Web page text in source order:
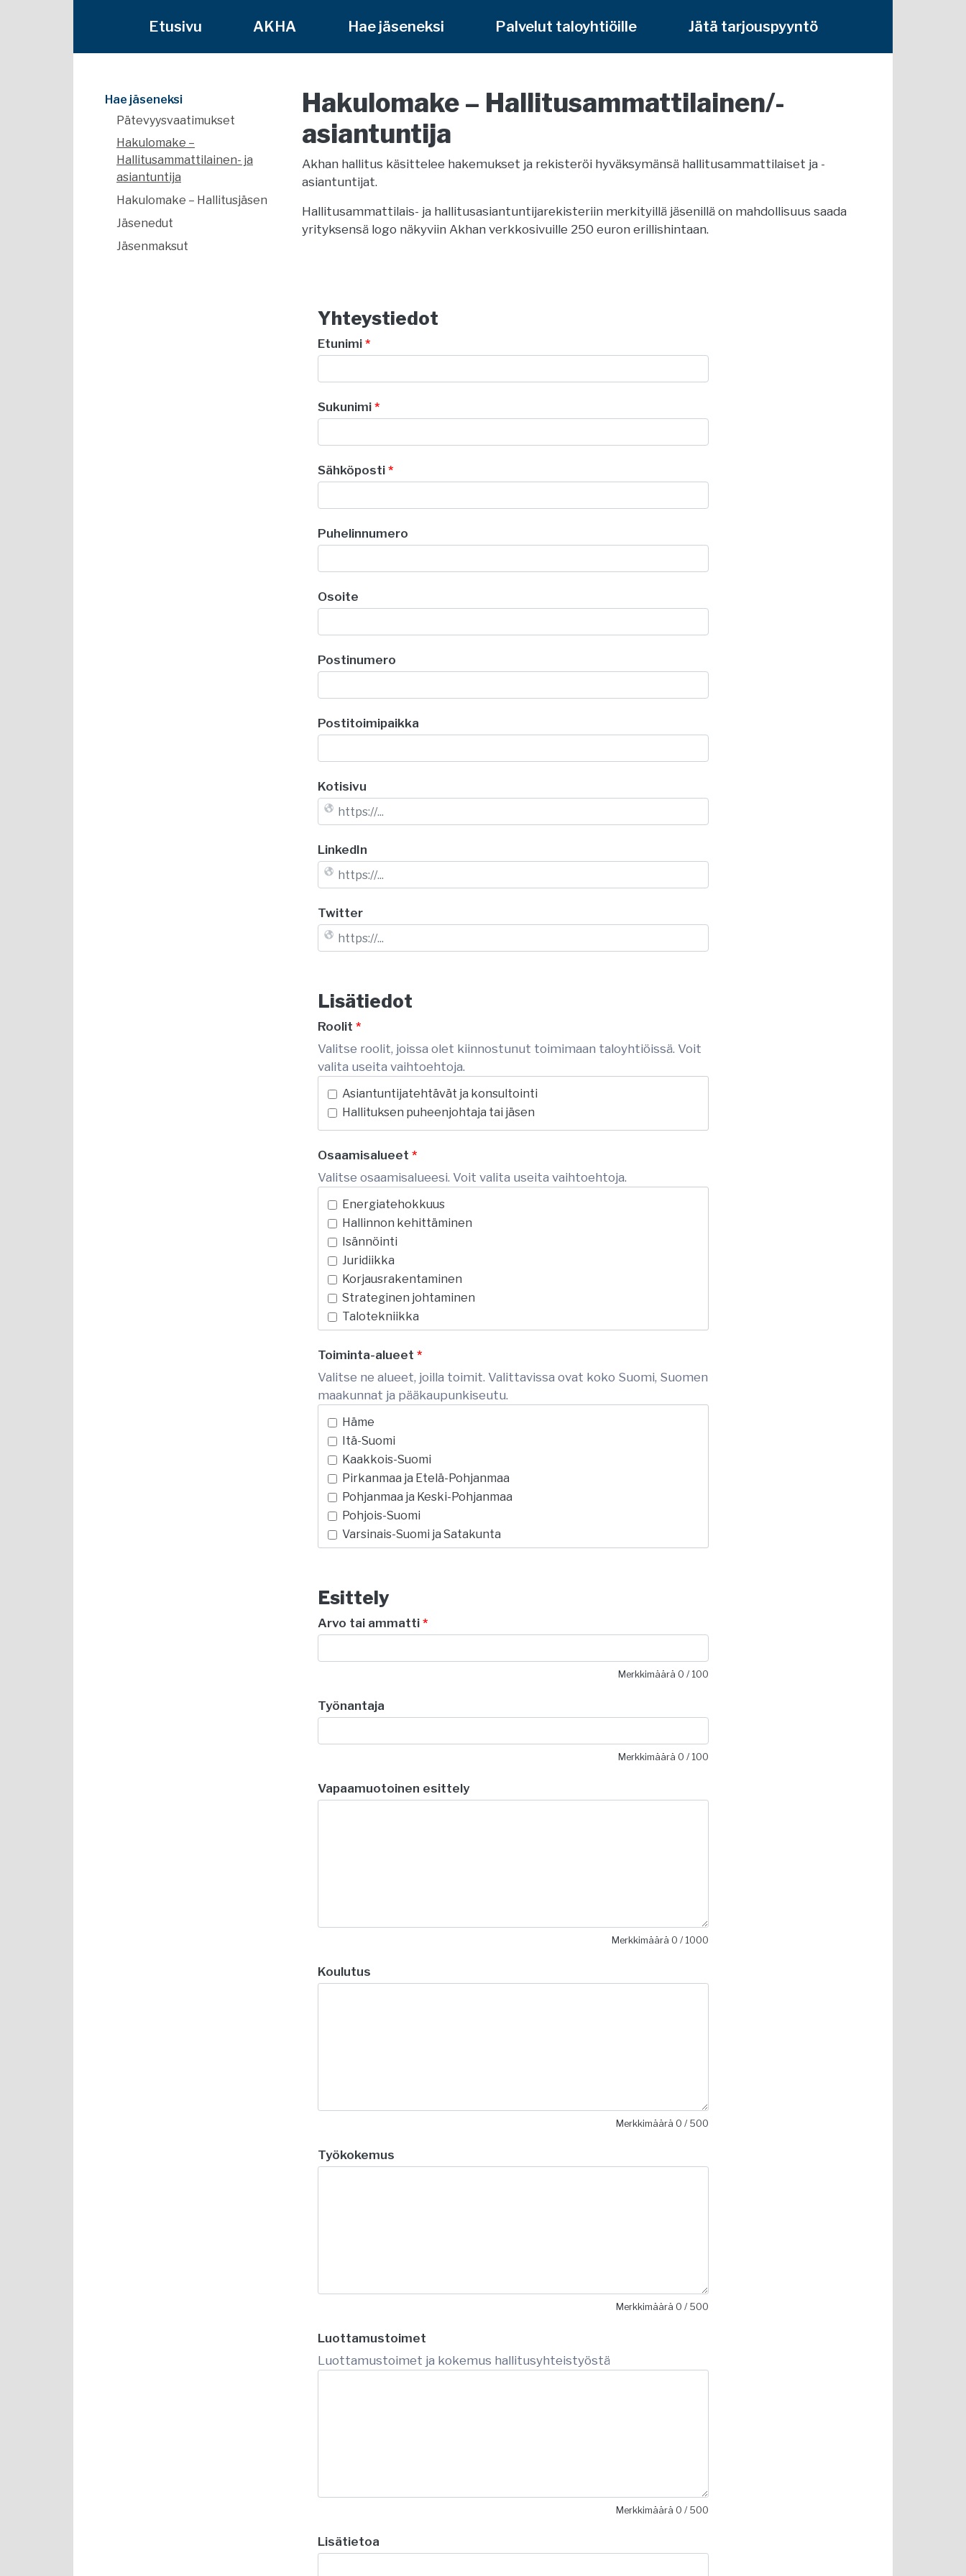
Etusivu AKHA Hae jäseneksi Palvelut taloyhtiöille Jätä tarjouspyyntö
Hae jäseneksi
Pätevyysvaatimukset
Hakulomake –
Hallitusammattilainen- ja
asiantuntija
Hakulomake – Hallitusjäsen
Jäsenedut
Jäsenmaksut
Hakulomake – Hallitusammattilainen/-
asiantuntija
Akhan hallitus käsittelee hakemukset ja rekisteröi hyväksymänsä hallitusammattilaiset ja -
asiantuntijat.
Hallitusammattilais- ja hallitusasiantuntijarekisteriin merkityillä jäsenillä on mahdollisuus saada
yrityksensä logo näkyviin Akhan verkkosivuille 250 euron erillishintaan.
Yhteystiedot
Etunimi *
Sukunimi *
Sähköposti *
Puhelinnumero
Osoite
Postinumero
Postitoimipaikka
Kotisivu
LinkedIn
Twitter
Lisätiedot
Roolit *
Valitse roolit, joissa olet kiinnostunut toimimaan taloyhtiöissä. Voit
valita useita vaihtoehtoja.
Asiantuntijatehtävät ja konsultointi
Hallituksen puheenjohtaja tai jäsen
Osaamisalueet *
Valitse osaamisalueesi. Voit valita useita vaihtoehtoja.
Energiatehokkuus
Hallinnon kehittäminen
Isännöinti
Juridiikka
Korjausrakentaminen
Strateginen johtaminen
Talotekniikka
Talous
Taloyhtiösovittelu
Toiminnantarkastus
Viestintä
Vuokraustoiminta
Toiminta-alueet *
Valitse ne alueet, joilla toimit. Valittavissa ovat koko Suomi, Suomen
maakunnat ja pääkaupunkiseutu.
Häme
Itä-Suomi
Kaakkois-Suomi
Pirkanmaa ja Etelä-Pohjanmaa
Pohjanmaa ja Keski-Pohjanmaa
Pohjois-Suomi
Varsinais-Suomi ja Satakunta
Koko Suomi
Uusimaa
Esittely
Arvo tai ammatti *
Merkkimäärä 0 / 100
Työnantaja
Merkkimäärä 0 / 100
Vapaamuotoinen esittely
Merkkimäärä 0 / 1000
Koulutus
Merkkimäärä 0 / 500
Työkokemus
Merkkimäärä 0 / 500
Luottamustoimet
Luottamustoimet ja kokemus hallitusyhteistyöstä
Merkkimäärä 0 / 500
Lisätietoa